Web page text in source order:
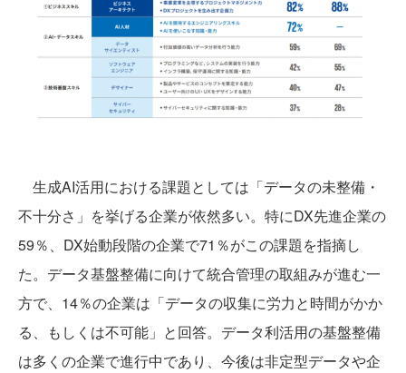
生成AI活用における課題としては「データの未整備・
不十分さ」を挙げる企業が依然多い。特にDX先進企業の
59％、DX始動段階の企業で71％がこの課題を指摘し
た。データ基盤整備に向けて統合管理の取組みが進む一
方で、14％の企業は「データの収集に労力と時間がかか
る、もしくは不可能」と回答。データ利活用の基盤整備
は多くの企業で進行中であり、今後は非定型データや企